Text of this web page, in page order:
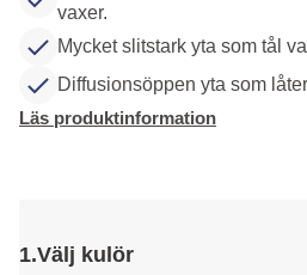
vaxer.
Mycket slitstark yta som tål
Diffusionsöppen yta som
Läs produktinformation
1.Välj kulör